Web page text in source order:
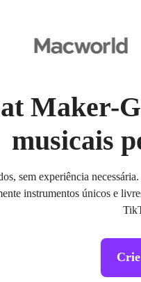
Maker-
musicais
sem experiência
instrumentos únicos e